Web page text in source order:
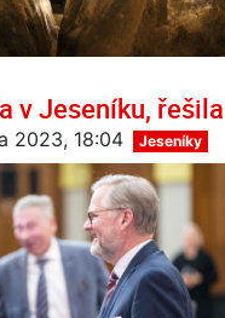
v Jeseníku,
2023, 18:04 Jeseníky